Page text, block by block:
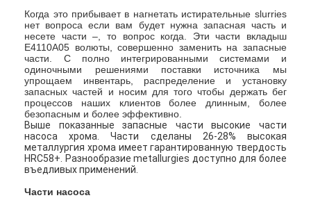
Когда это прибывает в нагнетать истирательные slurries
нет вопроса если вам будет нужна запасная часть и
несете части –, то вопрос когда. Эти части вкладыш
E4110A05 волюты, совершенно заменить на запасные
части. С полно интегрированными системами и
одиночными решениями поставки источника мы
упрощаем инвентарь, распределение и установку
запасных частей и носим для того чтобы держать бег
процессов наших клиентов более длинным, более
безопасным и более эффективно.
Выше показанные запасные части высокие части
насоса хрома. Части сделаны 26-28% высокая
металлургия хрома имеет гарантированную твердость
HRC58+. Разнообразие metallurgies доступно для более
въедливых применений.
Части насоса